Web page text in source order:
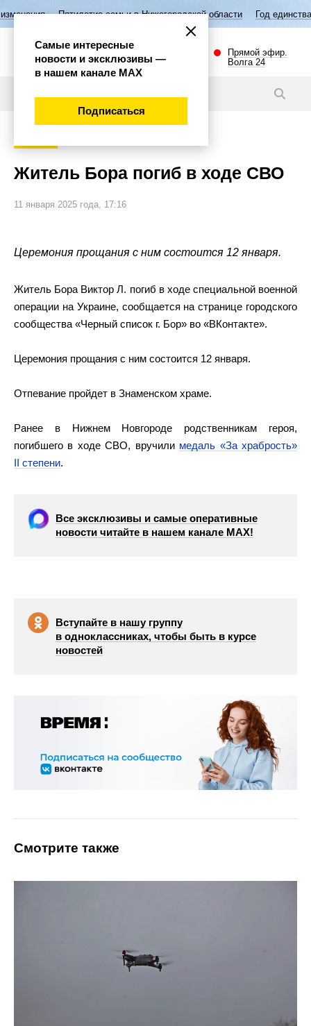
семьи в Нижегородской области Год единства народов России
Прямой эфир.
Волга 24
Житель Бора погиб в ходе СВО
11 января 2025 года, 17:16
Церемония прощания с ним состоится 12 января.
Житель Бора Виктор Л. погиб в ходе специальной военной
операции на Украине, сообщается на странице городского
сообщества «Черный список г. Бор» во «ВКонтакте».
Церемония прощания с ним состоится 12 января.
Отпевание пройдет в Знаменском храме.
Ранее в Нижнем Новгороде родственникам героя,
погибшего в ходе СВО, вручили медаль «За храбрость»
II степени.
Все эксклюзивы и самые оперативные
новости читайте в нашем канале МАХ!
Вступайте в нашу группу
в одноклассниках, чтобы быть в курсе
новостей
Смотрите также
Самые интересные
новости и эксклюзивы —
в нашем канале МАХ
Подписаться